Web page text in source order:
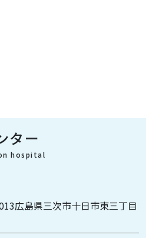
ター
hospital
広島県三次市十日市東三丁目